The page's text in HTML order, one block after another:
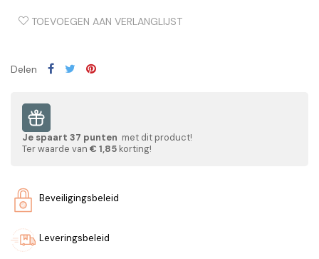
TOEVOEGEN AAN VERLANGLIJST
Delen
Je spaart 37 punten met dit product!
Ter waarde van € 1,85 korting!
Beveiligingsbeleid
Leveringsbeleid